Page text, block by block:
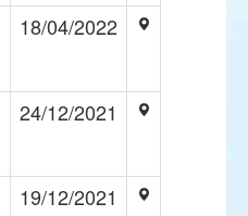
18/04/2022
24/12/2021
19/12/2021